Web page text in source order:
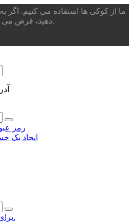
ما از کوکی ها استفاده می کنیم. اگر
دهید، فرض می کنیم که از آن راضی هستید.
رمز
ایجاد یک
برای محصولات بیشتر کلیک کنید.